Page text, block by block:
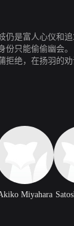
仍是富人心仪和
份只能偷偷幽会
拒绝，在扬羽的
Miyahara